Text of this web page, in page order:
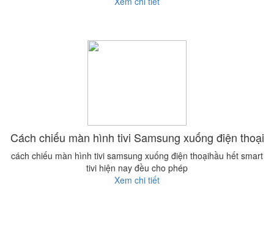
Cách chiếu màn hình tivi Samsung xuống điện thoại
cách chiếu màn hình tivi samsung xuống điện thoạihầu hết smart
tivi hiện nay đều cho phép
Xem chi tiết